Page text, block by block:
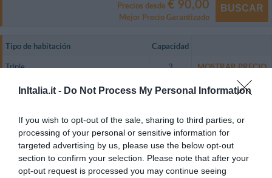
InItalia.it - Do Not Process My Personal Information
If you wish to opt-out of the sale, sharing to third parties, or
processing of your personal or sensitive information for
targeted advertising by us, please use the below opt-out
section to confirm your selection. Please note that after your
opt-out request is processed you may continue seeing
Precios desde€ 90,00
Mejor Precio Garantizado
BUSCAR
Tipo de habitación Capacidad
Triple 3 MOSTRAR PRECIO
Cuádruple 4 MOSTRAR PRECIO
Las habitaciones disponen de televisión en color vía satélite, teléfono con
línea directa y baño privado con ducha hidromasaje.
Las habitaciones dobles disponen de balcón con unas magníficas vistas al
lago.